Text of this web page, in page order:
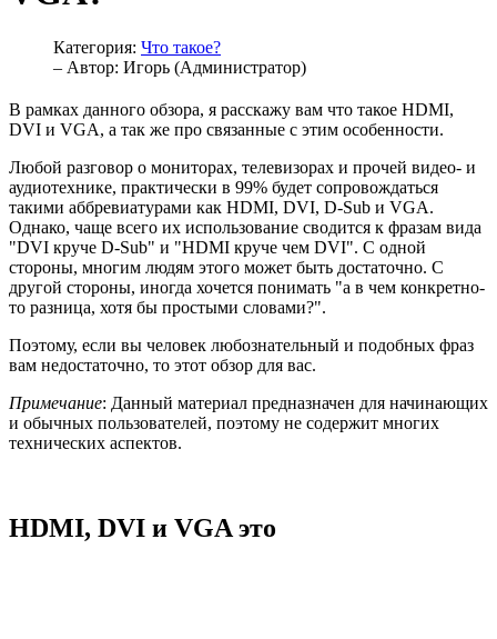
Категория: Что такое?
– Автор: Игорь (Администратор)
В рамках данного обзора, я расскажу вам что такое HDMI,
DVI и VGA, а так же про связанные с этим особенности.
Любой разговор о мониторах, телевизорах и прочей видео- и
аудиотехнике, практически в 99% будет сопровождаться
такими аббревиатурами как HDMI, DVI, D-Sub и VGA.
Однако, чаще всего их использование сводится к фразам вида
"DVI круче D-Sub" и "HDMI круче чем DVI". С одной
стороны, многим людям этого может быть достаточно. С
другой стороны, иногда хочется понимать "а в чем конкретно-
то разница, хотя бы простыми словами?".
Поэтому, если вы человек любознательный и подобных фраз
вам недостаточно, то этот обзор для вас.
Примечание: Данный материал предназначен для начинающих
и обычных пользователей, поэтому не содержит многих
технических аспектов.
HDMI, DVI и VGA это